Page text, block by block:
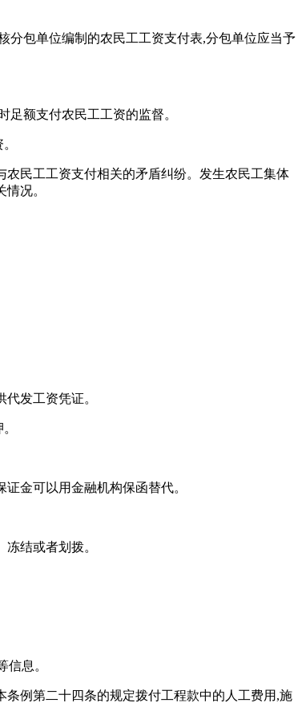
分包单位编制的农民工工资支付表,分包单位应当予
额支付农民工工资的监督。
民工工资支付相关的矛盾纠纷。发生农民工集体
况。
发工资凭证。
金可以用金融机构保函替代。
结或者划拨。
息。
例第二十四条的规定拨付工程款中的人工费用,施